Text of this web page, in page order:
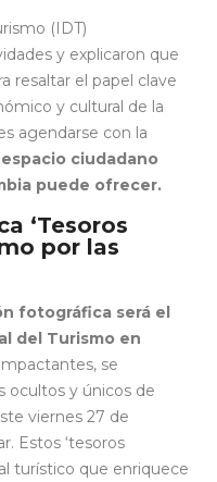
(IDT)
y explicaron que
resaltar el papel clave
y cultural de la
agendarse con la
ciudadano
puede ofrecer.
‘Tesoros
por las
fotográfica será el
del Turismo en
se
ocultos y únicos de
viernes 27 de
Estos ‘tesoros
turístico que enriquece